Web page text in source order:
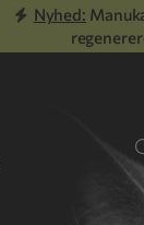
Nyhed: